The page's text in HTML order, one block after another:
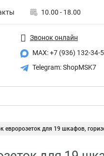
10.00 - 18.00
Звонок онлайн
MAX: +7 (936) 132-34-
Telegram: ShopMSK7
евророзеток для 19 шкафов,